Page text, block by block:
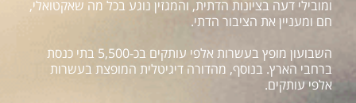
ומובילי דעה בציונות הדתית, והמגזין נוגע בכל מה שאקטואלי,
חם ומעניין את הציבור הדתי.
השבועון מופץ בעשרות אלפי עותקים בכ-5,500 בתי כנסת
ברחבי הארץ. בנוסף, מהדורה דיגיטלית המופצת בעשרות
אלפי עותקים.